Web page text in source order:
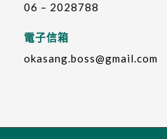
06 – 2028788
電子信箱
okasang.boss@gmail.com